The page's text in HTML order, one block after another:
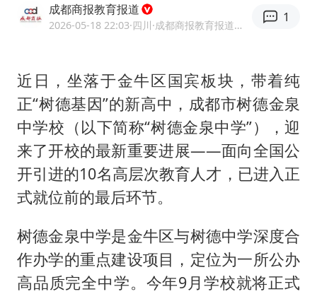
成都商报教育报道
2026-05-18 22:03·四川 ·成都商报教育报道官方网易号
1
近日，坐落于金牛区国宾板块，带着纯
正“树德基因”的新高中，成都市树德金泉
中学校（以下简称“树德金泉中学”），迎
来了开校的最新重要进展——面向全国公
开引进的10名高层次教育人才，已进入正
式就位前的最后环节。
树德金泉中学是金牛区与树德中学深度合
作办学的重点建设项目，定位为一所公办
高品质完全中学。今年9月学校就将正式